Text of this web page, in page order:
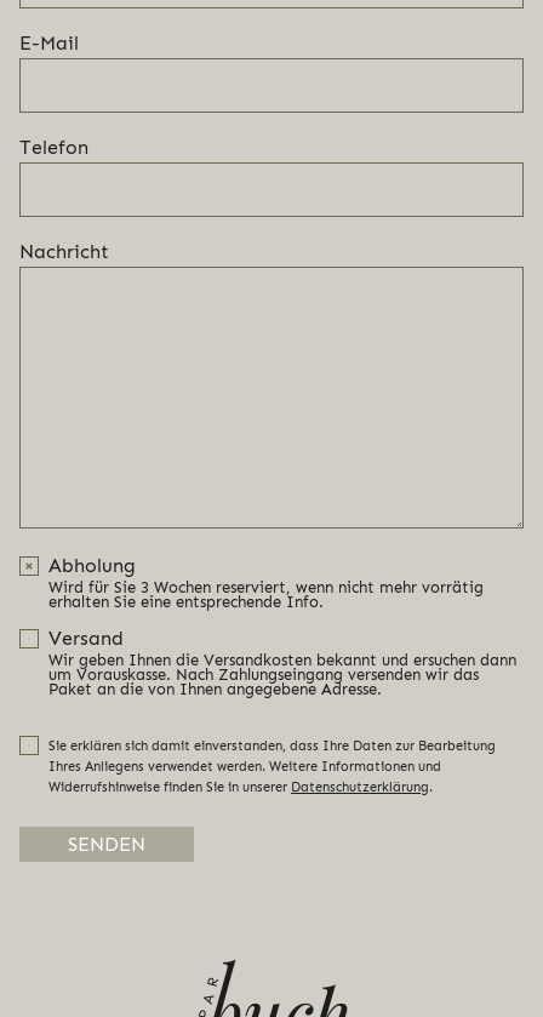
E-Mail
Telefon
Nachricht
Abholung
Wird für Sie 3 Wochen reserviert, wenn nicht mehr vorrätig
erhalten Sie eine entsprechende Info.
Versand
Wir geben Ihnen die Versandkosten bekannt und ersuchen dann
um Vorauskasse. Nach Zahlungseingang versenden wir das
Paket an die von Ihnen angegebene Adresse.
Sie erklären sich damit einverstanden, dass Ihre Daten zur Bearbeitung
Ihres Anliegens verwendet werden. Weitere Informationen und
Widerrufshinweise finden Sie in unserer Datenschutzerklärung.